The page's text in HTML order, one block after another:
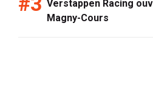
Verstappen Racing
Magny-Cours